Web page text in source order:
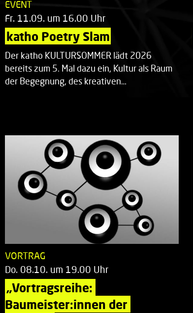
EVENT
Fr. 11.09. um 16.00 Uhr
katho Poetry Slam
Der katho KULTURSOMMER lädt 2026
bereits zum 5. Mal dazu ein, Kultur als Raum
der Begegnung, des kreativen…
VORTRAG
Do. 08.10. um 19.00 Uhr
„Vortragsreihe:
Baumeister:innen der